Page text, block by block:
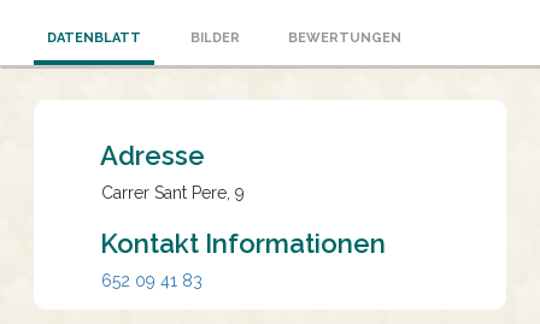
DATENBLATT BILDER BEWERTUNGEN
Adresse
Carrer Sant Pere, 9
Kontakt Informationen
652 09 41 83